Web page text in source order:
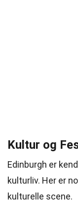
Kultur og
Edinburgh er
kulturliv. Her er
kulturelle scene.